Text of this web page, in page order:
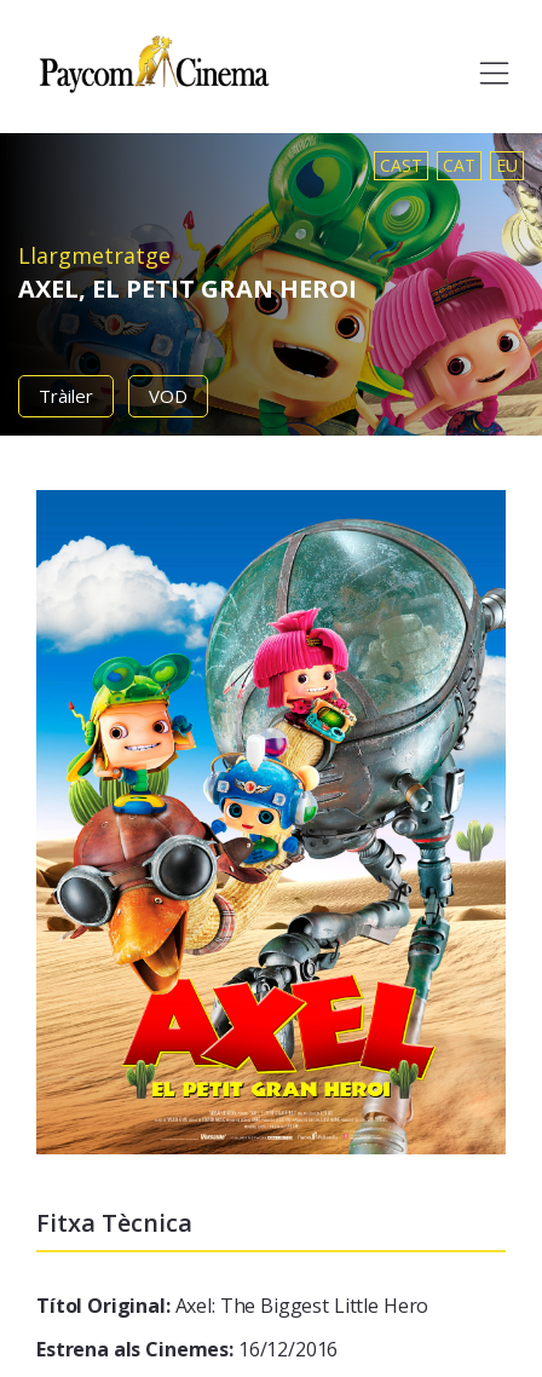
CAST CAT EU
Llargmetratge
AXEL, EL PETIT GRAN HEROI
Tràiler VOD
Fitxa Tècnica
Títol Original:Axel: The Biggest Little Hero
Estrena als Cinemes: 16/12/2016